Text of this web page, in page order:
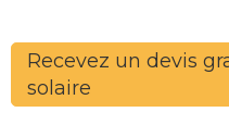
Recevez un devis
solaire